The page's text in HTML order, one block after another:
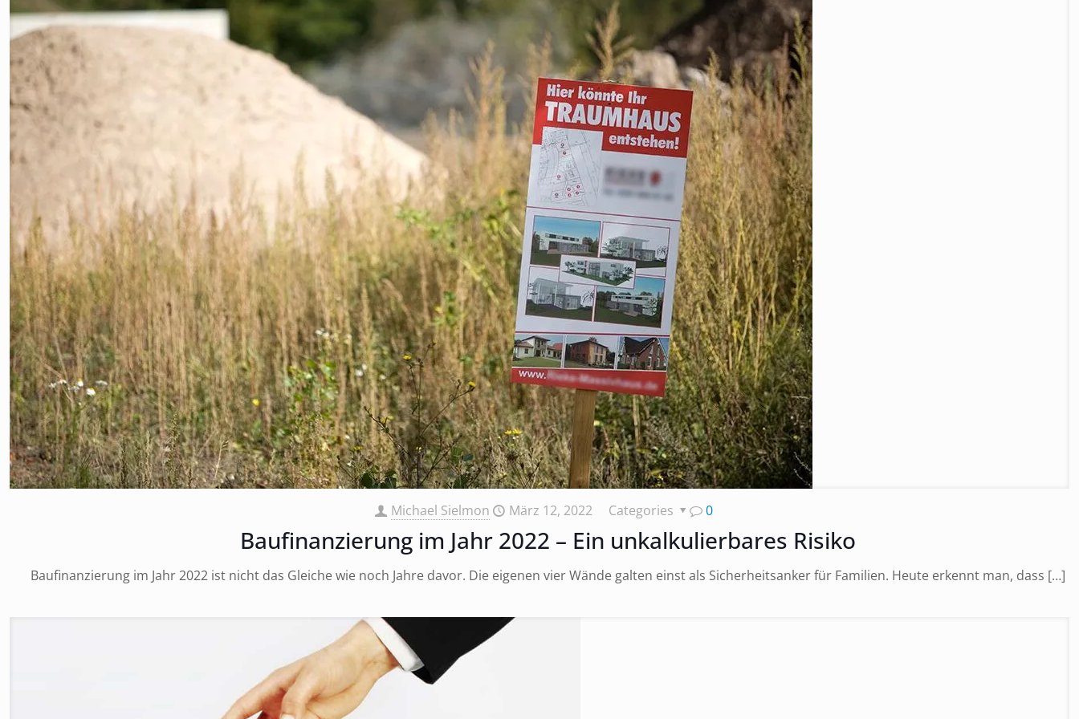
Gewährleistung der Sicherheit, Verhinderung und Aufdeckung
von Betrug und Fehlerbehebung, Bereitstellung und Anzeige von
Werbung und Inhalten.
Immer aktiv
Michael Sielmon März 12, 2022 Categories 0
Baufinanzierung im Jahr 2022 – Ein unkalkulierbares Risiko
Baufinanzierung im Jahr 2022 ist nicht das Gleiche wie noch Jahre davor. Die eigenen vier Wände galten einst als Sicherheitsanker für Familien. Heute erkennt man, dass […]